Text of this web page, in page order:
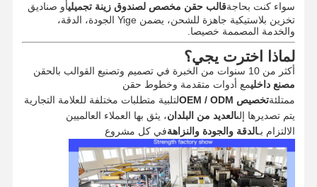
المنتجات المصنوعة بالحقن
يموت قالب الصب
سواء كنت بحاجةقالب حقن مخصص لصندوق زينة تجميليأو صناديق
تخزين بلاستيكية جاهزة للشحن، يضمن Yige الجودة، الدقة،
والخدمة المصممة خصيصا.
لماذا اخترت يجي؟
أكثر من 10 سنوات من الخبرة في تصميم وتصنيع القوالب بالحقن
مصنع داخليمع أدوات متقدمة وخطوط حقن
ممتلئةتخصيص OEM / ODM
لتلبية متطلبات مختلفة للعلامة التجارية
يتم تصديرها إلىالعديد من البلدان، يثق بها العملاء العالميين
الالتزام بـالدقة والجودة والنزاهةفي كل مشروع